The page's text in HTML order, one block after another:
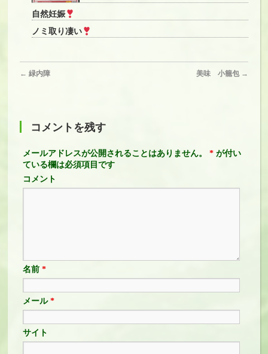
自然妊娠
ノミ取り凄い
← 緑内障 美味 小籠包 →
コメントを残す
メールアドレスが公開されることはありません。 * が付い
ている欄は必須項目です
コメント
名前*
メール*
サイト